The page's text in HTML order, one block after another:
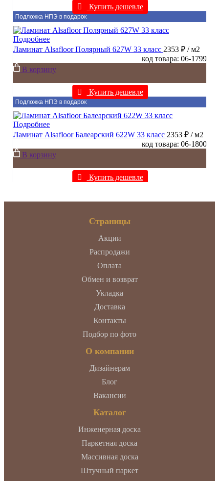
Купить дешевле
Подложка НПЭ в подарок
Подробнее
Ламинат Alsafloor Полярный 627W 33 класс 2353 ₽ / м2
код товара: 06-1799
В корзину
Купить дешевле
Подложка НПЭ в подарок
Подробнее
Ламинат Alsafloor Балеарский 622W 33 класс 2353 ₽ / м2
код товара: 06-1800
В корзину
Купить дешевле
Страницы
Акции
Распродажи
Оплата
Обмен и возврат
Укладка
Доставка
Контакты
Подбор по фото
О компании
Дизайнерам
Блог
Вакансии
Каталог
Инженерная доска
Паркетная доска
Массивная доска
Штучный паркет